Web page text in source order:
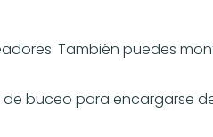
También puedes
buceo para encargarse